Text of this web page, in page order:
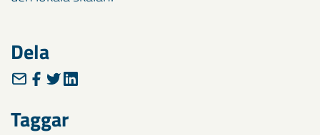
Dela
Taggar